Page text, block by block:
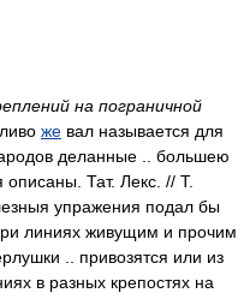
на пограничной
же вал называется для
деланные .. большею
Тат. Лекс. // Т.
упражения подал бы
линиях живущим и прочим
.. привозятся или из
в разных крепостях на